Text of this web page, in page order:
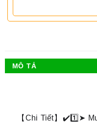
MÔ TẢ
【Chi Tiết】✔️1️⃣➤